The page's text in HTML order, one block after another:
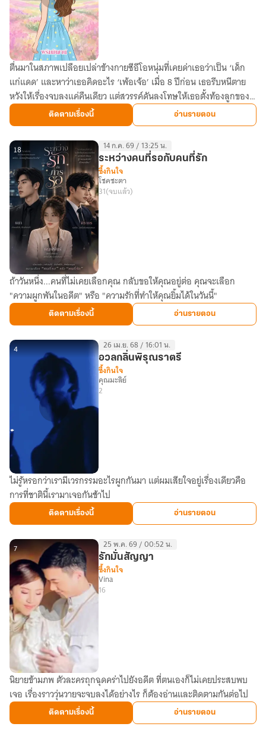
ไม่
คิด
จะ
รัก
ก็
ไม่
ต้อง
มา
รัก
ตื่นมาในสภาพเปลือยเปล่าข้างกายซีอีโอหนุ่มที่เคยด่าเธอว่าเป็น ‘เด็ก
แก่แดด’ และหาว่าเธอคิดอะไร ‘เพ้อเจ้อ’ เมื่อ 8 ปีก่อน เธอรีบหนีตาย
หวังให้เรื่องจบลงแค่คืนเดียว แต่สวรรค์ดันลงโทษให้เธอตั้งท้องลูกของ
เขา
ติดตามเรื่องนี้ อ่านรายตอน
ระหว่าง
คน
ที่
รอ
กับ
คน
18 14 ก.ค. 69 / 13:25 น.
ระหว่างคนที่รอกับคนที่รัก
ซึ้งกินใจ
โชคชะตา
31(จบแล้ว)
ถ้าวันหนึ่ง...คนที่ไม่เคยเลือกคุณ กลับขอให้คุณอยู่ต่อ คุณจะเลือก
"ความผูกพันในอดีต" หรือ "ความรักที่ทำให้คุณยิ้มได้ในวันนี้"
ติดตามเรื่องนี้ อ่านรายตอน
อวล
กลิ่น
พิรุณ
ราตรี
4 26 เม.ย. 68 / 16:01 น.
อวลกลิ่นพิรุณราตรี
ซึ้งกินใจ
คุณมะลิย์
2
ไม่รู้หรอกว่าเรามีเวรกรรมอะไรผูกกันมา แต่ผมเสียใจอยู่เรื่องเดียวคือ
การที่ชาตินี้เรามาเจอกันช้าไป
ติดตามเรื่องนี้ อ่านรายตอน
รัก
มั่น
สัญญา
7 25 พ.ค. 69 / 00:52 น.
รักมั่นสัญญา
ซึ้งกินใจ
Vina
16
นิยายข้ามภพ ตัวละครถุกฉุดคร่าไปยังอดีต ที่ตนเองก็ไม่เคยประสบพบ
เจอ เรื่องราววุ่นวายจะจบลงได้อย่างไร ก็ต้องอ่านและติดตามกันต่อไป
ติดตามเรื่องนี้ อ่านรายตอน